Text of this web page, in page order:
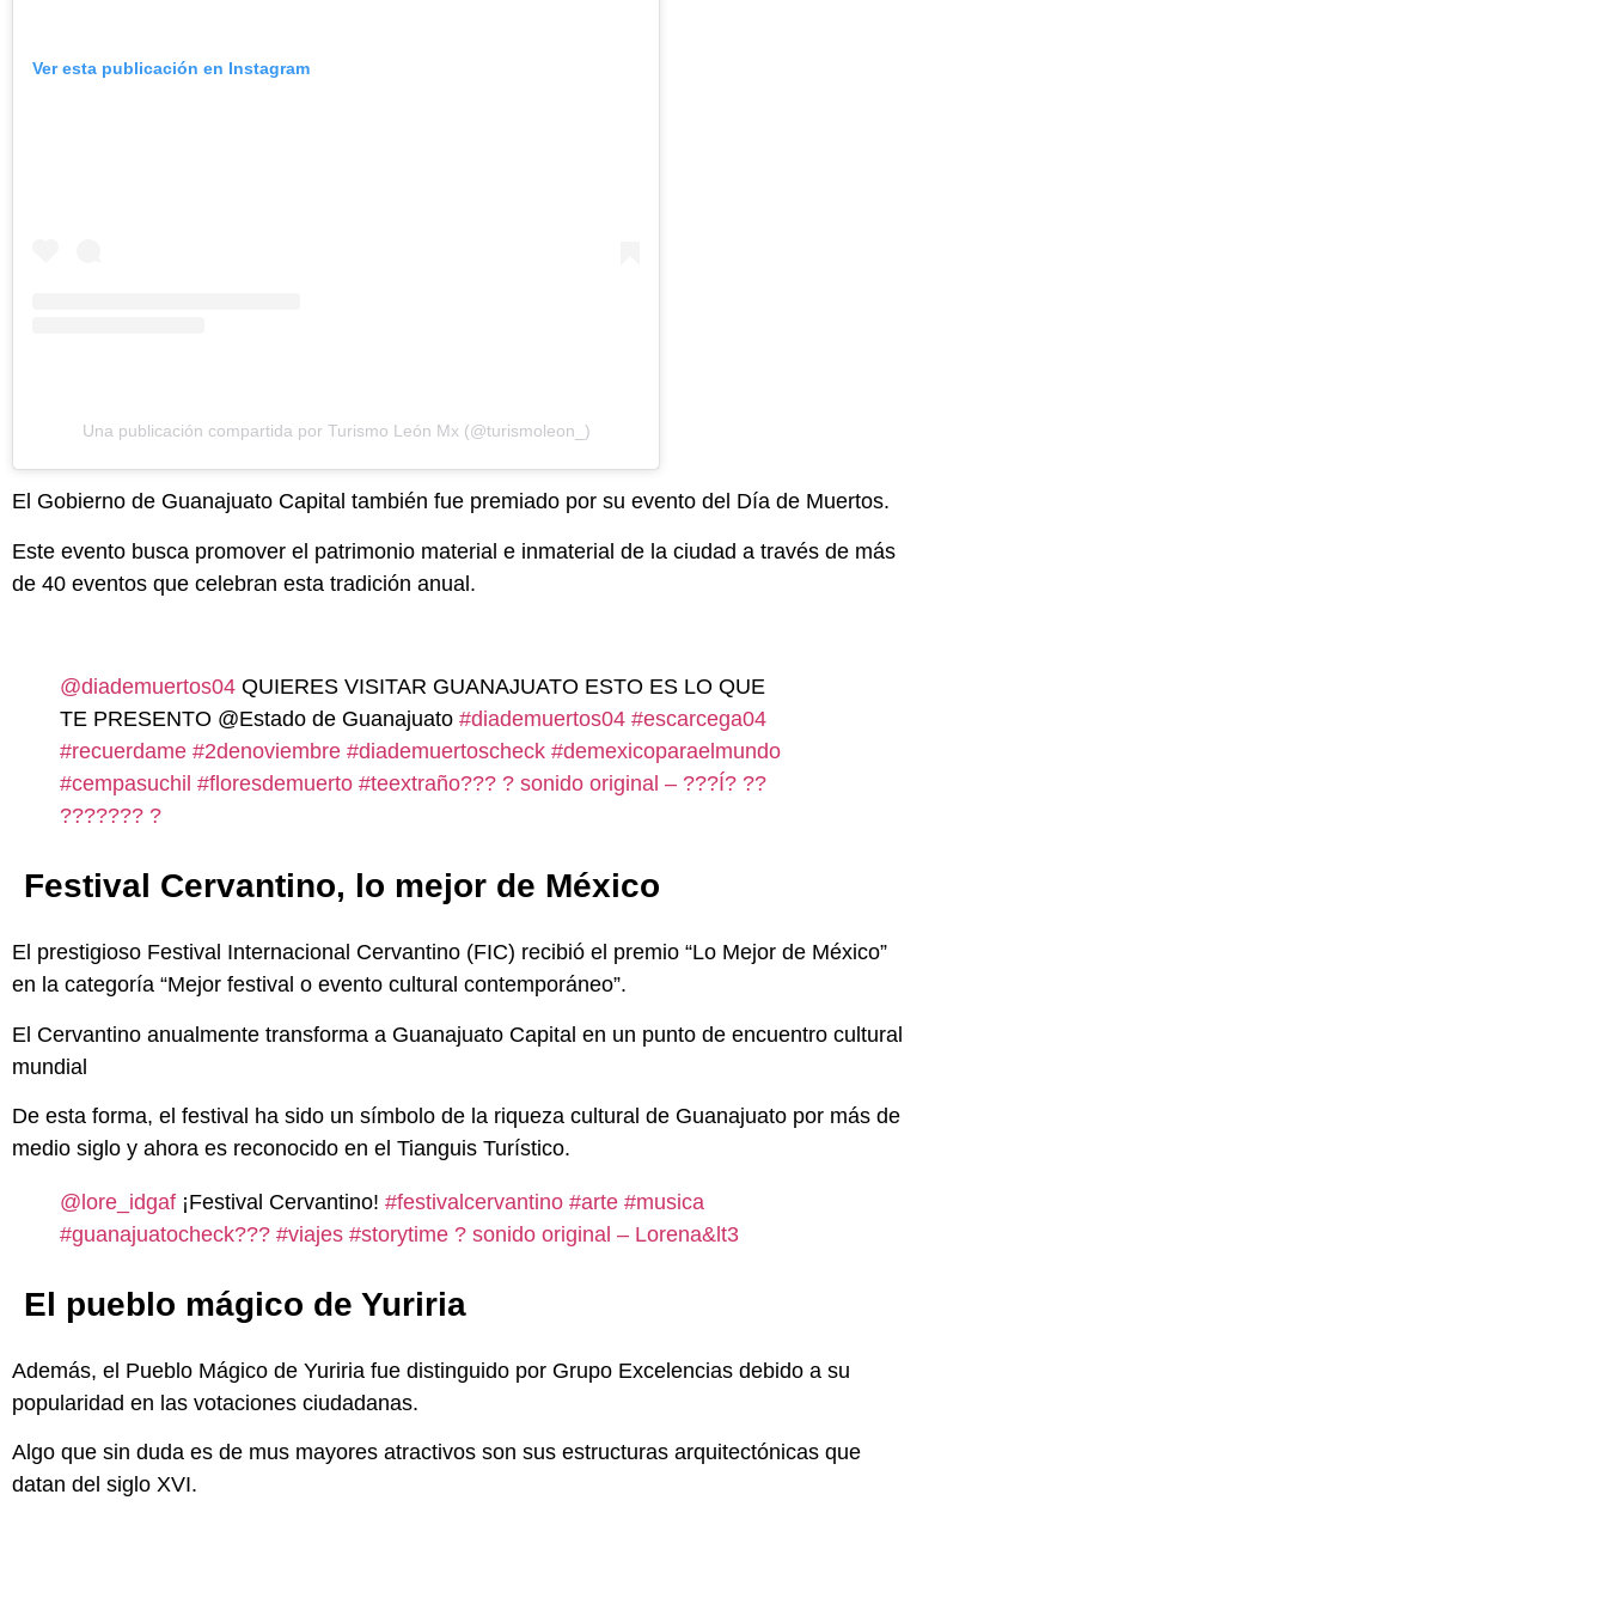
Ver esta publicación en Instagram
Una publicación compartida por Turismo León Mx (@turismoleon_)
El Gobierno de Guanajuato Capital también fue premiado por su evento del Día de Muertos.
Este evento busca promover el patrimonio material e inmaterial de la ciudad a través de más
de 40 eventos que celebran esta tradición anual.
@diademuertos04 QUIERES VISITAR GUANAJUATO ESTO ES LO QUE
TE PRESENTO @Estado de Guanajuato #diademuertos04 #escarcega04
#recuerdame #2denoviembre #diademuertoscheck #demexicoparaelmundo
#cempasuchil #floresdemuerto #teextraño??? ? sonido original – ???Í? ??
??????? ?
Festival Cervantino, lo mejor de México
El prestigioso Festival Internacional Cervantino (FIC) recibió el premio “Lo Mejor de México”
en la categoría “Mejor festival o evento cultural contemporáneo”.
El Cervantino anualmente transforma a Guanajuato Capital en un punto de encuentro cultural
mundial
De esta forma, el festival ha sido un símbolo de la riqueza cultural de Guanajuato por más de
medio siglo y ahora es reconocido en el Tianguis Turístico.
@lore_idgaf ¡Festival Cervantino! #festivalcervantino #arte #musica
#guanajuatocheck??? #viajes #storytime ? sonido original – Lorena&lt3
El pueblo mágico de Yuriria
Además, el Pueblo Mágico de Yuriria fue distinguido por Grupo Excelencias debido a su
popularidad en las votaciones ciudadanas.
Algo que sin duda es de mus mayores atractivos son sus estructuras arquitectónicas que
datan del siglo XVI.